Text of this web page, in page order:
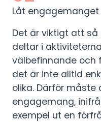
Låt
Det är viktigt att
deltar i
välbefinnande och
det är inte alltid
olika. Därför
engagemang,
exempel ut en